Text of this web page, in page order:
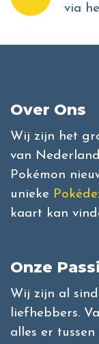
via
Over Ons
Wij zijn het
van
Pokémon
unieke
kaart kan
Onze
Wij zijn al
liefhebbers.
alles er